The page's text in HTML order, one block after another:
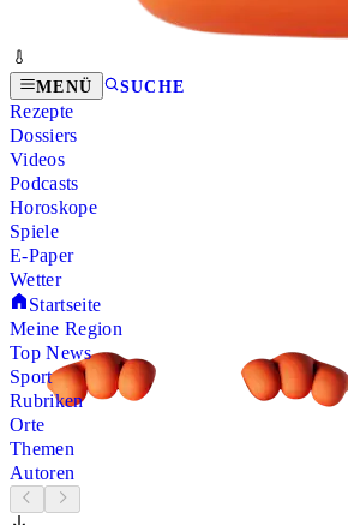
MENÜ SUCHE
Rezepte
Dossiers
Videos
Podcasts
Horoskope
Spiele
E-Paper
Wetter
Startseite
Meine Region
Top News
Sport
Rubriken
Orte
Themen
Autoren